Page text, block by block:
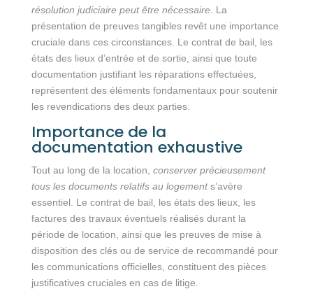
résolution judiciaire peut être nécessaire. La
présentation de preuves tangibles revêt une importance
cruciale dans ces circonstances. Le contrat de bail, les
états des lieux d’entrée et de sortie, ainsi que toute
documentation justifiant les réparations effectuées,
représentent des éléments fondamentaux pour soutenir
les revendications des deux parties.
Importance de la
documentation exhaustive
Tout au long de la location, conserver précieusement
tous les documents relatifs au logements’avère
essentiel. Le contrat de bail, les états des lieux, les
factures des travaux éventuels réalisés durant la
période de location, ainsi que les preuves de mise à
disposition des clés ou de service de recommandé pour
les communications officielles, constituent des pièces
justificatives cruciales en cas de litige.